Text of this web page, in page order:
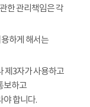
한 관리책임은 각
하게 해서는
제3자가 사용하고
보하고
야 합니다.